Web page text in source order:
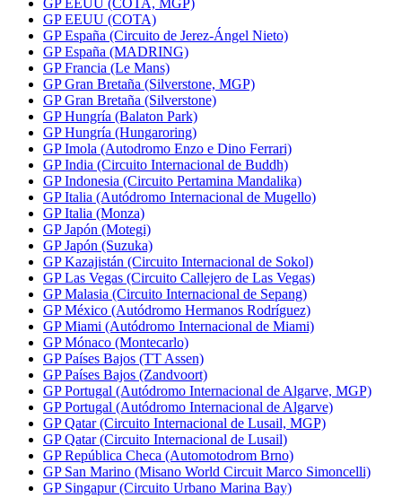
GP EEUU (COTA, MGP)
GP EEUU (COTA)
GP España (Circuito de Jerez-Ángel Nieto)
GP España (MADRING)
GP Francia (Le Mans)
GP Gran Bretaña (Silverstone, MGP)
GP Gran Bretaña (Silverstone)
GP Hungría (Balaton Park)
GP Hungría (Hungaroring)
GP Imola (Autodromo Enzo e Dino Ferrari)
GP India (Circuito Internacional de Buddh)
GP Indonesia (Circuito Pertamina Mandalika)
GP Italia (Autódromo Internacional de Mugello)
GP Italia (Monza)
GP Japón (Motegi)
GP Japón (Suzuka)
GP Kazajistán (Circuito Internacional de Sokol)
GP Las Vegas (Circuito Callejero de Las Vegas)
GP Malasia (Circuito Internacional de Sepang)
GP México (Autódromo Hermanos Rodríguez)
GP Miami (Autódromo Internacional de Miami)
GP Mónaco (Montecarlo)
GP Países Bajos (TT Assen)
GP Países Bajos (Zandvoort)
GP Portugal (Autódromo Internacional de Algarve, MGP)
GP Portugal (Autódromo Internacional de Algarve)
GP Qatar (Circuito Internacional de Lusail, MGP)
GP Qatar (Circuito Internacional de Lusail)
GP República Checa (Automotodrom Brno)
GP San Marino (Misano World Circuit Marco Simoncelli)
GP Singapur (Circuito Urbano Marina Bay)